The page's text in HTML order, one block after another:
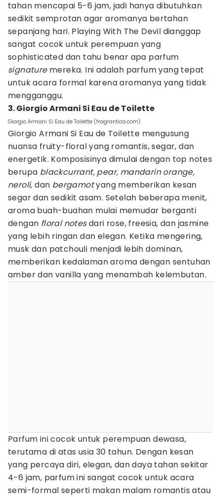
tahan mencapai 5-6 jam, jadi hanya dibutuhkan
sedikit semprotan agar aromanya bertahan
sepanjang hari. Playing With The Devil dianggap
sangat cocok untuk perempuan yang
sophisticated dan tahu benar apa parfum
signaturemereka. Ini adalah parfum yang tepat
untuk acara formal karena aromanya yang tidak
mengganggu.
3. Giorgio Armani Si Eau de Toilette
Giorgio Armani Si Eau de Toilette (fragrantica.com)
Giorgio Armani Si Eau de Toilette mengusung
nuansa fruity-floral yang romantis, segar, dan
energetik. Komposisinya dimulai dengan top notes
berupa blackcurrant, pear, mandarin orange,
neroli, dan bergamotyang memberikan kesan
segar dan sedikit asam. Setelah beberapa menit,
aroma buah-buahan mulai memudar berganti
dengan floral notesdari rose, freesia, dan jasmine
yang lebih ringan dan elegan. Ketika mengering,
musk dan patchouli menjadi lebih dominan,
memberikan kedalaman aroma dengan sentuhan
amber dan vanilla yang menambah kelembutan.
Parfum ini cocok untuk perempuan dewasa,
terutama di atas usia 30 tahun. Dengan kesan
yang percaya diri, elegan, dan daya tahan sekitar
4-6 jam, parfum ini sangat cocok untuk acara
semi-formal seperti makan malam romantis atau